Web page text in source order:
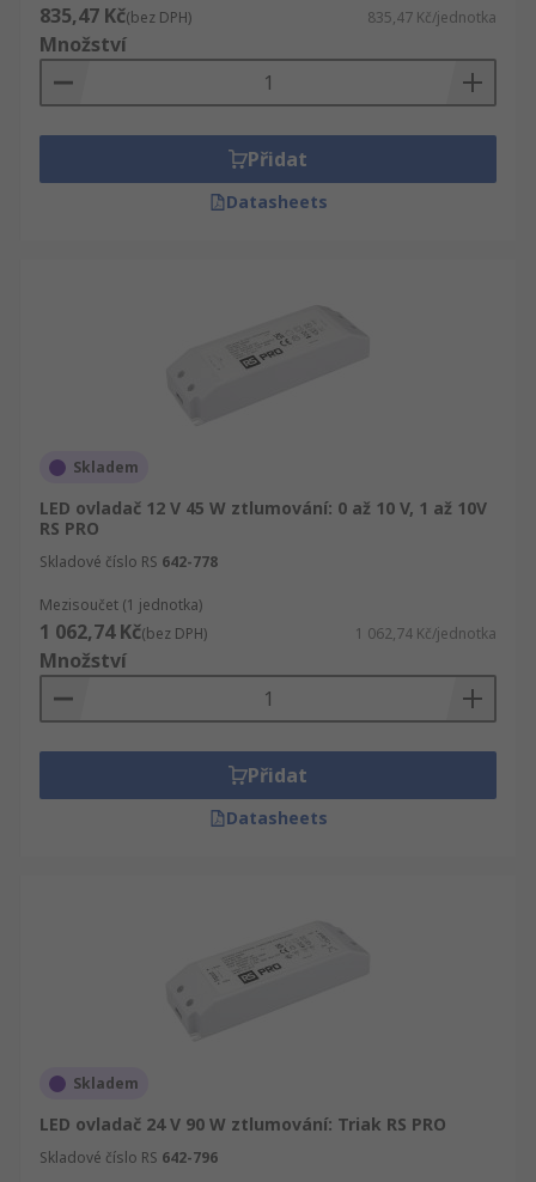
835,47 Kč(bez DPH) 835,47 Kč/jednotka
Množství
Přidat
Datasheets
Skladem
LED ovladač 12 V 45 W ztlumování: 0 až 10 V, 1 až 10V
RS PRO
Skladové číslo RS 642-778
Mezisoučet (1 jednotka)
1 062,74 Kč(bez DPH) 1 062,74 Kč/jednotka
Množství
Přidat
Datasheets
Skladem
LED ovladač 24 V 90 W ztlumování: Triak RS PRO
Skladové číslo RS 642-796